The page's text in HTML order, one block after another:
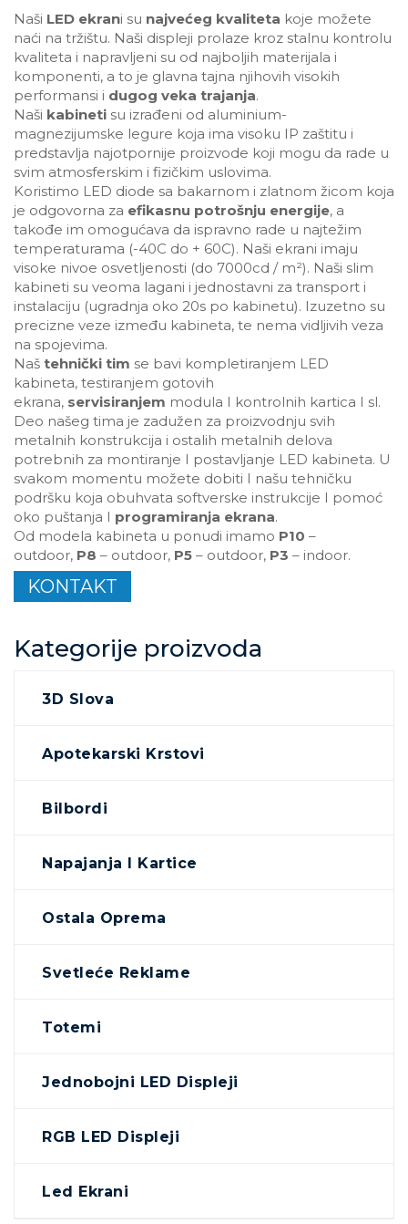
Naši LED ekrani su najvećeg kvaliteta koje možete
naći na tržištu. Naši displeji prolaze kroz stalnu kontrolu
kvaliteta i napravljeni su od najboljih materijala i
komponenti, a to je glavna tajna njihovih visokih
performansi i dugog veka trajanja.
Naši kabineti su izrađeni od aluminium-
magnezijumske legure koja ima visoku IP zaštitu i
predstavlja najotpornije proizvode koji mogu da rade u
svim atmosferskim i fizičkim uslovima.
Koristimo LED diode sa bakarnom i zlatnom žicom koja
je odgovorna za efikasnu potrošnju energije, a
takođe im omogućava da ispravno rade u najtežim
temperaturama (-40C do + 60C). Naši ekrani imaju
visoke nivoe osvetljenosti (do 7000cd / m²). Naši slim
kabineti su veoma lagani i jednostavni za transport i
instalaciju (ugradnja oko 20s po kabinetu). Izuzetno su
precizne veze između kabineta, te nema vidljivih veza
na spojevima.
Naš tehnički tim se bavi kompletiranjem LED
kabineta, testiranjem gotovih
ekrana, servisiranjem modula I kontrolnih kartica I sl.
Deo našeg tima je zadužen za proizvodnju svih
metalnih konstrukcija i ostalih metalnih delova
potrebnih za montiranje I postavljanje LED kabineta. U
svakom momentu možete dobiti I našu tehničku
podršku koja obuhvata softverske instrukcije I pomoć
oko puštanja I programiranja ekrana.
Od modela kabineta u ponudi imamo P10 –
outdoor, P8 – outdoor, P5 – outdoor, P3 – indoor.
KONTAKT
Kategorije proizvoda
3D Slova
Apotekarski Krstovi
Bilbordi
Napajanja I Kartice
Ostala Oprema
Svetleće Reklame
Totemi
Jednobojni LED Displeji
RGB LED Displeji
Led Ekrani